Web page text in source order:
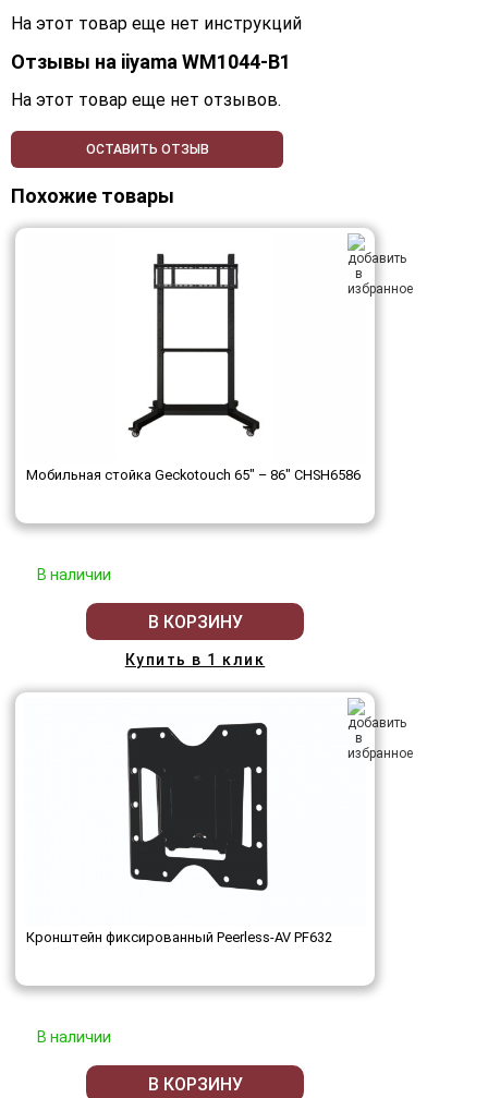
На этот товар еще нет инструкций
Отзывы на iiyama WM1044-B1
На этот товар еще нет отзывов.
ОСТАВИТЬ ОТЗЫВ
Похожие товары
Мобильная стойка Geckotouch 65" – 86" ​​​​​​​CHSH6586
В наличии
В КОРЗИНУ
Купить в 1 клик
Кронштейн фиксированный Peerless-AV PF632
В наличии
В КОРЗИНУ